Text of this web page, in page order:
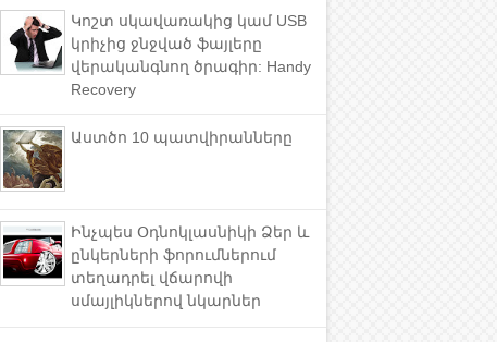
Կոշտ սկավառակից կամ USB
կրիչից ջնջված ֆայլերը
վերականգնող ծրագիր: Handy
Recovery
Աստծո 10 պատվիրանները
Ինչպես Օդնոկլասնիկի Ձեր և
ընկերների ֆորումներում
տեղադրել վճարովի
սմայլիկներով նկարներ